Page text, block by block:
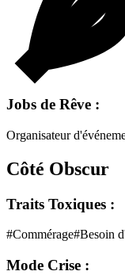
Jobs de Rêve :
Organisateur
Côté Obscur
Traits Toxiques :
#Commérage#Besoin
Mode Crise :